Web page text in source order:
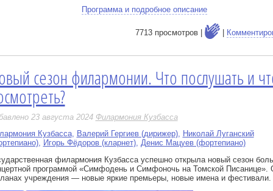
Программа и подробное описание
7713 просмотров |
сезон филармонии. Что послушать и
23 августа 2024 Филармония Кузбасса
Кузбасса, Валерий Гергиев (дирижер),
Николай Луганский
, Игорь Фёдоров (кларнет), Денис Мацуев (фортепиано)
филармония Кузбасса успешно открыла новый сезон
программой «Симфодень и Симфоночь на Томской Писанице».
учреждения — новые яркие премьеры, новые имена и фестивали.